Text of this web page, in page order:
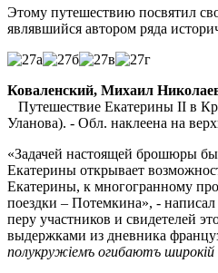
Этому путешествию посвятил
являвшийся автором ряда
Коваленский, Михаил
Путешествие Екатерины II в
Уланова). - Обл. наклеена на
«Задачей настоящей брошюры
Екатерины открывает
Екатерины, к многогранному
поездки – Потемкина», -
перу участников и свидетелей
выдержками из дневника
полукружiемъ огибаютъ широкiй